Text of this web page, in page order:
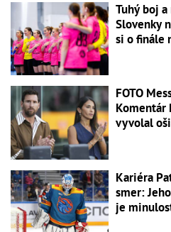
Tuhý boj
Slovenky
si o finále
FOTO
Komentár
vyvolal
Kariéra
smer:
je